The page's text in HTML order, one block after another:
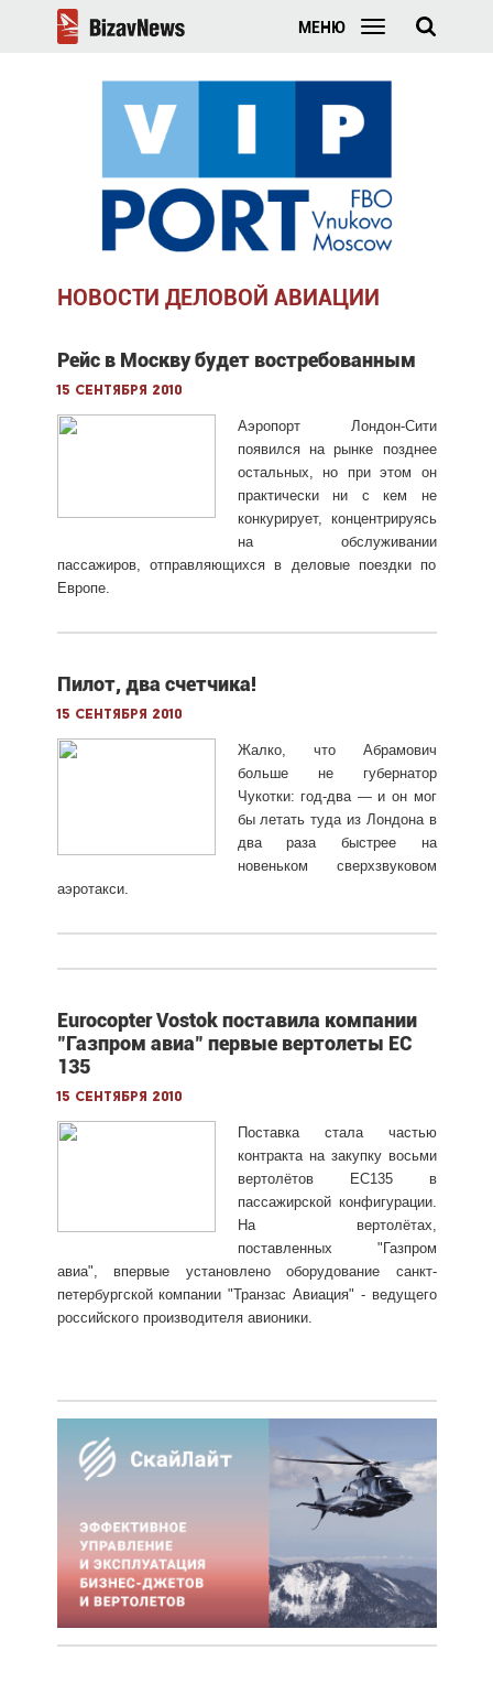
МЕНЮ
НОВОСТИ ДЕЛОВОЙ АВИАЦИИ
Рейс в Москву будет востребованным
15 сентября 2010
Аэропорт Лондон-Сити
появился на рынке позднее
остальных, но при этом он
практически ни с кем не
конкурирует, концентрируясь
на обслуживании
пассажиров, отправляющихся в деловые поездки по
Европе.
Пилот, два счетчика!
15 сентября 2010
Жалко, что Абрамович
больше не губернатор
Чукотки: год-два — и он мог
бы летать туда из Лондона в
два раза быстрее на
новеньком сверхзвуковом
аэротакси.
Eurocopter Vostok поставила компании
"Газпром авиа" первые вертолеты EC
135
15 сентября 2010
Поставка стала частью
контракта на закупку восьми
вертолётов EC135 в
пассажирской конфигурации.
На вертолётах,
поставленных "Газпром
авиа", впервые установлено оборудование санкт-
петербургской компании "Транзас Авиация" - ведущего
российского производителя авионики.